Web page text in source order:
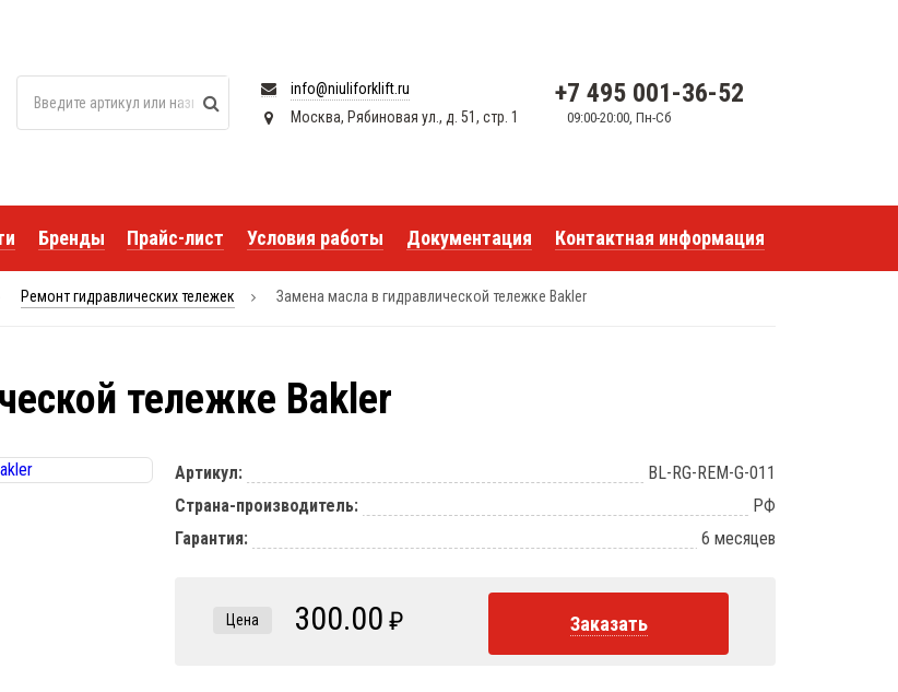
info@niuliforklift.ru
Москва, Рябиновая ул., д. 51, стр. 1
+7 495 001-36-52
09:00-20:00, Пн-Сб
Бренды Прайс-лист Условия работы Документация Контактная информация
Ремонт гидравлических тележек Замена масла в гидравлической тележке Bakler
тележке Bakler
Артикул:
BL-RG-REM-G-011
Страна-производитель:
РФ
Гарантия:
6 месяцев
Цена 300.00 ₽ Заказать